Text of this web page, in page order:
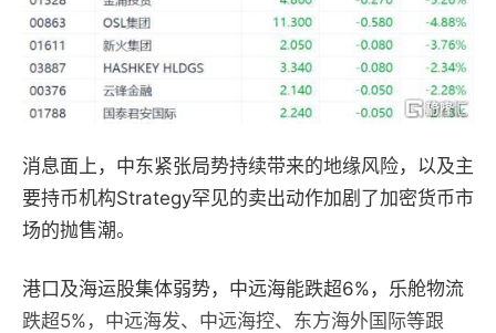
消息面上，中东紧张局势持续带来的地缘风险，以及主
要持币机构Strategy罕见的卖出动作加剧了加密货币市
场的抛售潮。
港口及海运股集体弱势，中远海能跌超6%，乐舱物流
跌超5%，中远海发、中远海控、东方海外国际等跟